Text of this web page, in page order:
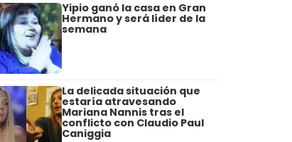
Yipio ganó la casa en Gran
Hermano y será líder de la
semana
La delicada situación que
estaría atravesando
Mariana Nannis tras el
conflicto con Claudio Paul
Caniggia